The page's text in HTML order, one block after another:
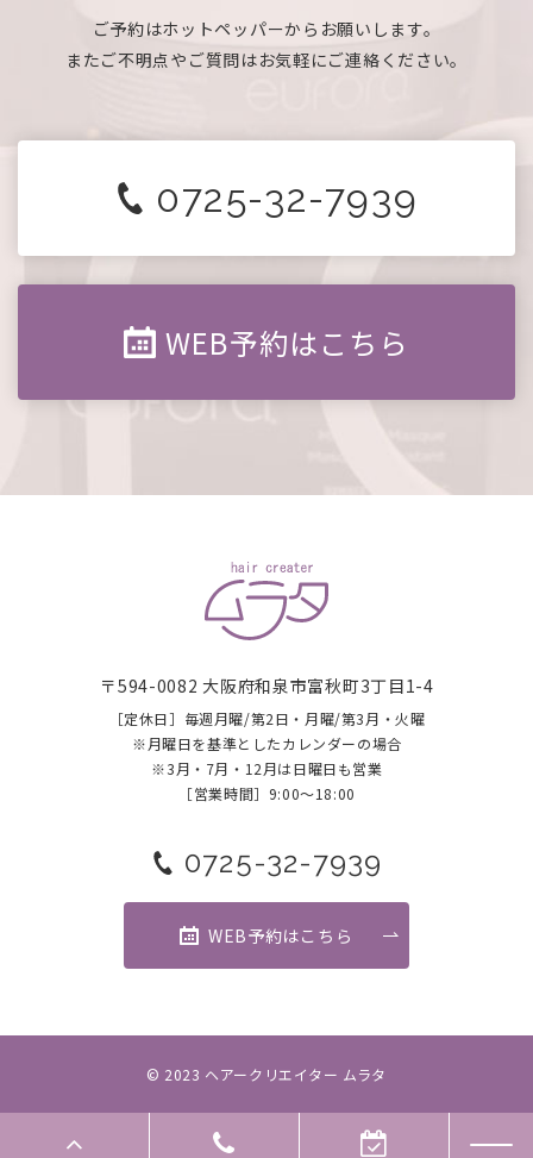
ご予約はホットペッパーからお願いします。
またご不明点やご質問はお気軽にご連絡ください。
0725-32-7939
WEB予約はこちら
〒594-0082 大阪府和泉市富秋町3丁目1-4
［定休日］毎週月曜/第2日・月曜/第3月・火曜
​​​​​​​※月曜日を基準としたカレンダーの場合
※3月・7月・12月は日曜日も営業
［営業時間］9:00～18:00
0725-32-7939
WEB予約はこちら
© 2023 ヘアークリエイター ムラタ